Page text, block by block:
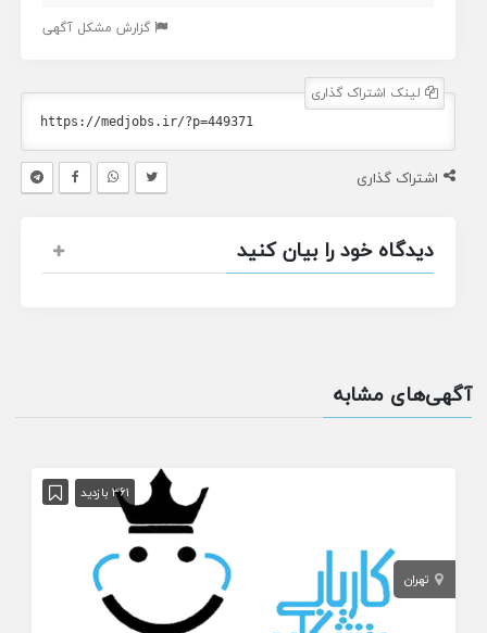
گزارش مشکل آگهی
لینک اشتراک گذاری
اشتراک گذاری
دیدگاه خود را بیان کنید
آگهی‌های مشابه
361 بازدید
تهران